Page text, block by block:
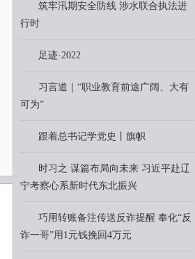
筑牢汛期安全防线 涉水联合执法进
行时
足迹·2022
习言道｜“职业教育前途广阔、大有
可为”
跟着总书记学党史丨旗帜
时习之 谋篇布局向未来 习近平赴辽
宁考察心系新时代东北振兴
巧用转账备注传送反诈提醒 奉化“反
诈一哥”用1元钱挽回4万元